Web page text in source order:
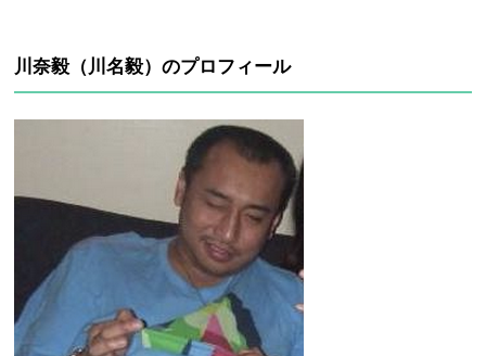
川奈毅（川名毅）のプロフィール